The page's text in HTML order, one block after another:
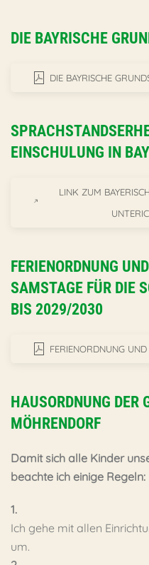
DIE BAYRISCHE
DIE BAYRISCHE
EINSCHULUNG IN
LINK ZUM
FERIENORDNUNG
SAMSTAGE FÜR DIE
BIS 2029/2030
FERIENORDNUNG
HAUSORDNUNG DER
MÖHRENDORF
Damit sich alle Kinder
beachte ich einige Regeln:
1.
Ich gehe mit allen
um.